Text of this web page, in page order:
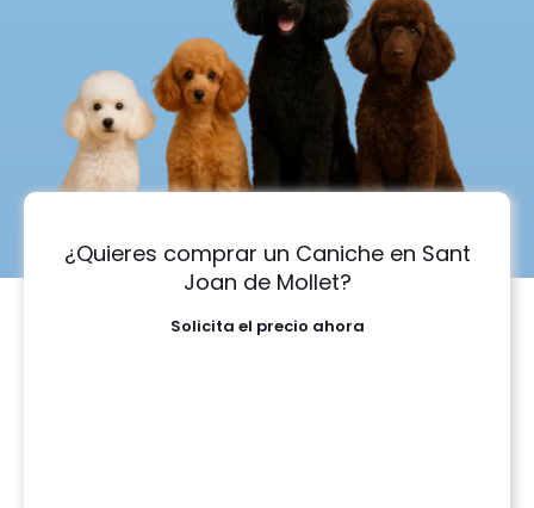
¿Quieres comprar un Caniche en Sant
Joan de Mollet?
Solicita el precio ahora